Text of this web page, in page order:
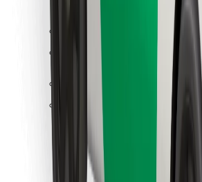
Πάρε ταξί μέσα σε λίγα λεπτά!
Κατέβασε την εφαρμογή
Βρείτε το αγαπημένο σας φαγητό!
Κατεβάστε την εφαρμογή